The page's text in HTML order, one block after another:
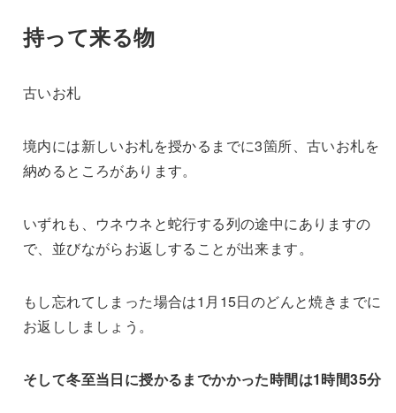
持って来る物
古いお札
境内には新しいお札を授かるまでに3箇所、古いお札を
納めるところがあります。
いずれも、ウネウネと蛇行する列の途中にありますの
で、並びながらお返しすることが出来ます。
もし忘れてしまった場合は1月15日のどんと焼きまでに
お返ししましょう。
そして冬至当日に授かるまでかかった時間は1時間35分